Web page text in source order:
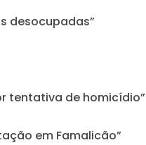
desocupadas”
tentativa de homicídio”
em Famalicão”